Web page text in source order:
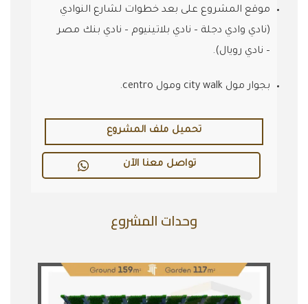
موقع المشروع على بعد خطوات لشارع النوادي
(نادي وادي دجلة – نادي بلاتينيوم – نادي بنك مصر
– نادي رويال).
بجوار مول city walk ومول centro.
تحميل ملف المشروع
تواصل معنا الآن
وحدات المشروع